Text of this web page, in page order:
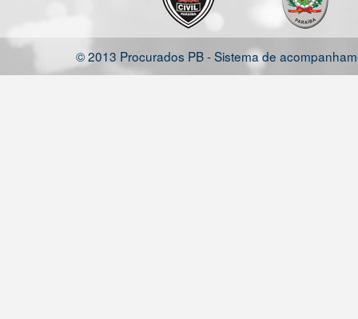
© 2013 Procurados PB - Sistema de